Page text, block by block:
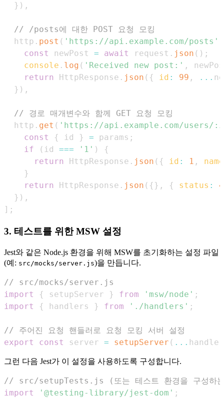
} ) ,
// /posts에 대한 POST 요청 모킹
  http
. post ( 'https://api.example.com/posts'
const
newPost = await request . json ( ) ;
console . log ( 'Received new post:' ,
return
HttpResponse . json ( { id : 99 , ...
} ) ,
// 경로 매개변수와 함께 GET 요청 모킹
  http
. get ( 'https://api.example.com/users/
const
{ id } = params ;
if
( id === '1' )
{
return
HttpResponse . json ( { id : 1 ,
name
}
return
HttpResponse . json ( { } , { status :
} ) ,
] ;
3. 테스트를 위한 MSW 설정
Jest와 같은 Node.js 환경을 위해 MSW를 초기화하는 설정 파일
(예: src/mocks/server.js)을 만듭니다.
// src/mocks/server.js
import
{ setupServer } from 'msw/node' ;
import
{ handlers } from './handlers' ;
// 주어진 요청 핸들러로 요청 모킹 서버 설정
export
const server = setupServer ( ...
그런 다음 Jest가 이 설정을 사용하도록 구성합니다.
// src/setupTests.js (또는 테스트 환경을 구성하
import
'@testing-library/jest-dom' ;